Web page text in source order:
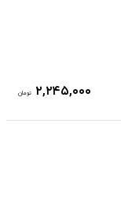
۲,۲۴۵,۰۰۰ تومان